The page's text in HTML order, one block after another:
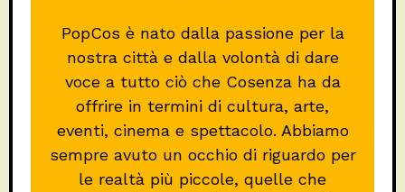
PopCos è nato dalla passione per la
nostra città e dalla volontà di dare
voce a tutto ciò che Cosenza ha da
offrire in termini di cultura, arte,
eventi, cinema e spettacolo. Abbiamo
sempre avuto un occhio di riguardo per
le realtà più piccole, quelle che